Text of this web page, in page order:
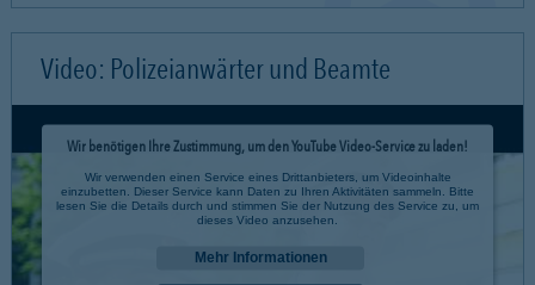
Video: Polizeianwärter und Beamte
Wir benötigen Ihre Zustimmung, um den YouTube Video-Service zu laden!
Wir verwenden einen Service eines Drittanbieters, um Videoinhalte
einzubetten. Dieser Service kann Daten zu Ihren Aktivitäten sammeln. Bitte
lesen Sie die Details durch und stimmen Sie der Nutzung des Service zu, um
dieses Video anzusehen.
Mehr Informationen